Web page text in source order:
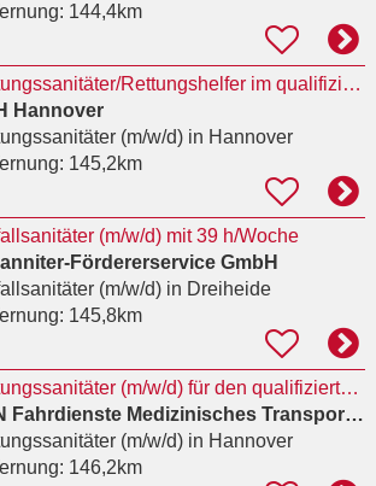
144,4km
Rettungssanitäter/Rettungshelfer im qualifizierten Krankentransport
Hannover
(m/w/d)in Hannover
145,2km
(m/w/d) mit 39 h/Woche
Fördererservice GmbH
(m/w/d)in Dreiheide
145,8km
Rettungssanitäter (m/w/d) für den qualifizierten Krankentransport
MTN Fahrdienste Medizinisches Transportmanagement Niedersachsen Eicke Rojahn e.K.
(m/w/d)in Hannover
146,2km